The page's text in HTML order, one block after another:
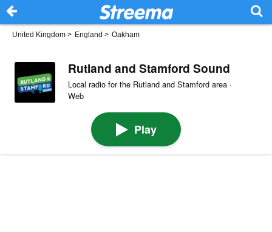
United Kingdom > England > Oakham
Rutland and Stamford Sound
Local radio for the Rutland and Stamford area ·
Web
Play